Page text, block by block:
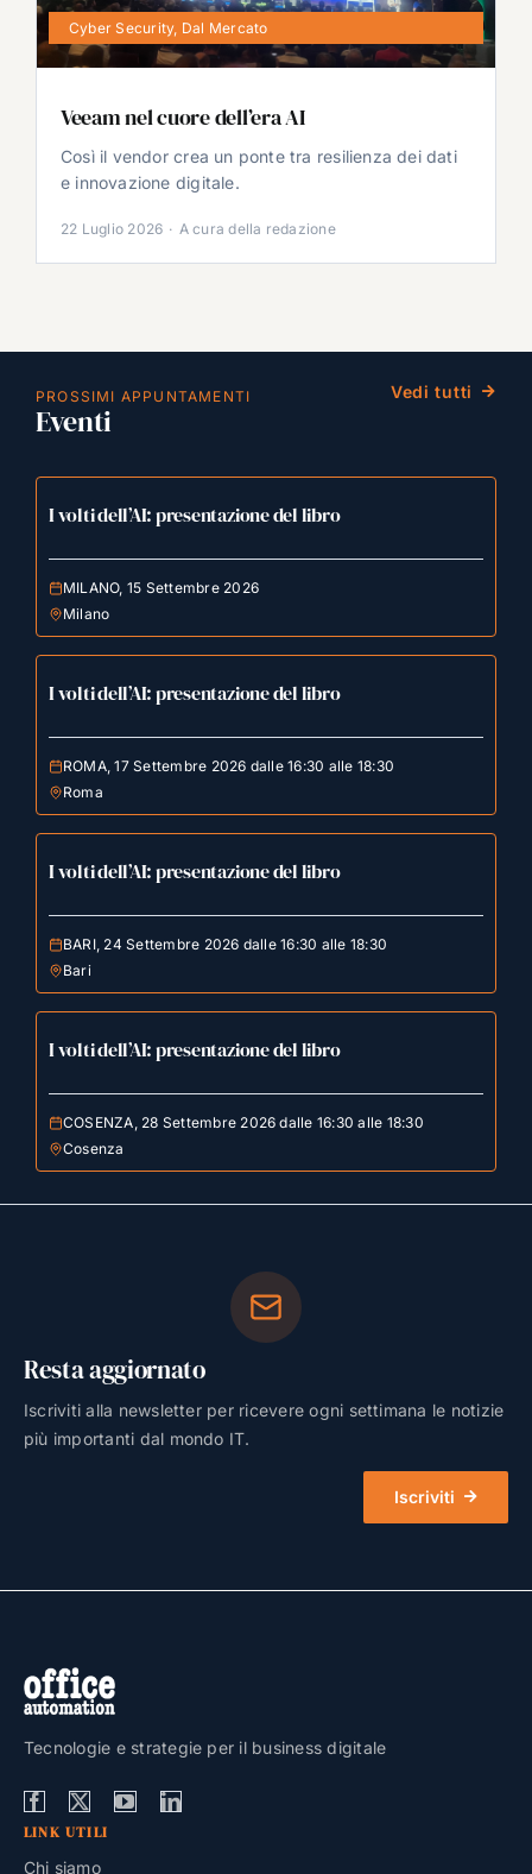
Cyber Security, Dal Mercato
Veeam nel cuore dell’era AI
Così il vendor crea un ponte tra resilienza dei dati
e innovazione digitale.
22 Luglio 2026 · A cura della redazione
PROSSIMI APPUNTAMENTI
Eventi
Vedi tutti
I volti dell’AI: presentazione del libro
MILANO, 15 Settembre 2026
Milano
I volti dell’AI: presentazione del libro
ROMA, 17 Settembre 2026 dalle 16:30 alle 18:30
Roma
I volti dell’AI: presentazione del libro
BARI, 24 Settembre 2026 dalle 16:30 alle 18:30
Bari
I volti dell’AI: presentazione del libro
COSENZA, 28 Settembre 2026 dalle 16:30 alle 18:30
Cosenza
Resta aggiornato
Iscriviti alla newsletter per ricevere ogni settimana le notizie
più importanti dal mondo IT.
Iscriviti
Tecnologie e strategie per il business digitale
LINK UTILI
Chi siamo